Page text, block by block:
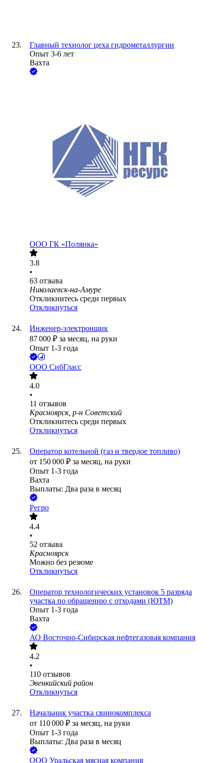
Главный технолог цеха гидрометаллургии
Опыт 3-6 лет
Вахта
ООО ГК «Полянка»
3.8
•
63 отзыва
Николаевск-на-Амуре
Откликнитесь среди первых
Откликнуться
Инженер-электронщик
87 000 ₽ за месяц, на руки
Опыт 1-3 года
ООО СибГласс
4.0
•
11 отзывов
Красноярск, р-н Советский
Откликнитесь среди первых
Откликнуться
Оператор котельной (газ и твердое топливо)
от 150 000 ₽ за месяц, на руки
Опыт 1-3 года
Вахта
Выплаты: Два раза в месяц
Регро
4.4
•
52 отзыва
Красноярск
Можно без резюме
Откликнуться
Оператор технологических установок 5 разряда
участка по обращению с отходами (ЮТМ)
Опыт 1-3 года
Вахта
АО Восточно-Сибирская нефтегазовая компания
4.2
•
110 отзывов
Эвенкийский район
Откликнуться
Начальник участка свинокомплекса
от 110 000 ₽ за месяц, на руки
Опыт 1-3 года
Выплаты: Два раза в месяц
ООО Уральская мясная компания